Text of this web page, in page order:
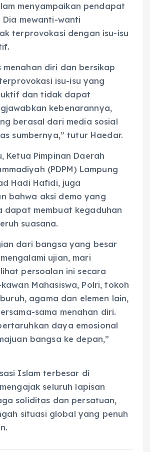
menyampaikan pendapat
mewanti-wanti
terprovokasi dengan isu-isu
menahan diri dan bersikap
isu-isu yang
dan tidak dapat
kebenarannya,
berasal dari media sosial
sumbernya,” tutur Haedar.
Ketua Pimpinan Daerah
(PDPM) Lampung
Hadi Hafidi, juga
bahwa aksi demo yang
dapat membuat kegaduhan
suasana.
dari bangsa yang besar
ujian, mari
persoalan ini secara
Mahasiswa, Polri, tokoh
agama dan elemen lain,
sama menahan diri.
daya emosional
bangsa ke depan,”
Islam terbesar di
seluruh lapisan
soliditas dan persatuan,
situasi global yang penuh